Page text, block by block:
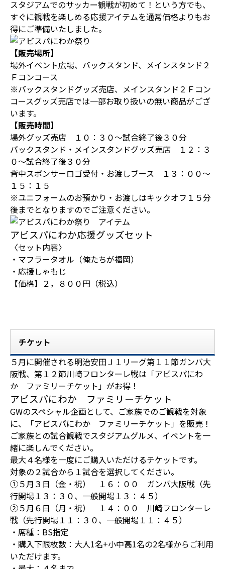
スタジアムでのサッカー観戦が初めて！という方でも、
すぐに観戦を楽しめる応援アイテムを通常価格よりもお
得にご準備いたしました。
【販売場所】
場外イベント広場、バックスタンド、メインスタンド２
Ｆコンコース
※バックスタンドグッズ売店、メインスタンド２Ｆコン
コースグッズ売店では一部お取り扱いの無い商品がござ
います。
【販売時間】
場外グッズ売店 １０：３０～試合終了後３０分
バックスタンド・メインスタンドグッズ売店 １２：３
０～試合終了後３０分
背中スポンサーロゴ受付・お渡しブース １３：００～
１５：１５
※ユニフォームのお預かり・お渡しはキックオフ１５分
後までとなりますのでご注意ください。
アビスパにわか応援グッズセット
〈セット内容〉
・マフラータオル（俺たちが福岡）
・応援しゃもじ
【価格】２，８００円（税込）
チケット
５月に開催される明治安田Ｊ１リーグ第１１節ガンバ大
阪戦、第１２節川崎フロンターレ戦は「アビスパにわ
か ファミリーチケット」がお得！
アビスパにわか ファミリーチケット
GWのスペシャル企画として、ご家族でのご観戦を対象
に、「アビスパにわか ファミリーチケット」を販売！
ご家族との試合観戦でスタジアムグルメ、イベントを一
緒に楽しんでください。
最大４名様を一度にご購入いただけるチケットです。
対象の２試合から１試合を選択してください。
①５月３日（金・祝） １６：００ ガンバ大阪戦（先
行開場１３：３０、一般開場１３：４５）
②５月６日（月・祝） １４：００ 川崎フロンターレ
戦（先行開場１１：３０、一般開場１１：４５）
・席種：BS指定
・購入下限枚数：大人1名+小中高1名の2名様からご利用
いただけます。